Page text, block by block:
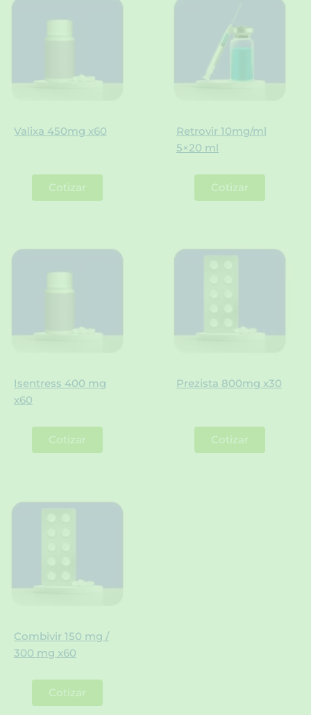
Valixa 450mg x60
Cotizar
Retrovir 10mg/ml
5×20 ml
Cotizar
Isentress 400 mg
x60
Cotizar
Prezista 800mg x30
Cotizar
Combivir 150 mg /
300 mg x60
Cotizar